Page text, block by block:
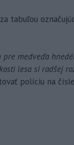
tabuľou
medveďa
lesa si radšej
políciu na